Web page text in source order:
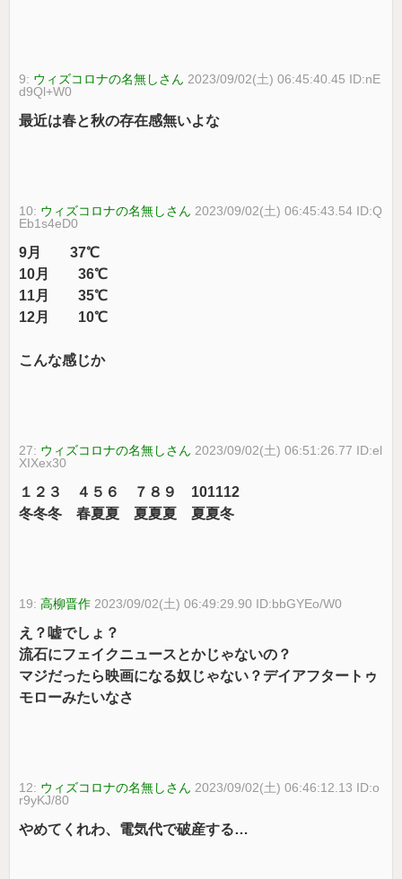
9: ウィズコロナの名無しさん 2023/09/02(土) 06:45:40.45 ID:nE
d9Ql+W0
最近は春と秋の存在感無いよな
10: ウィズコロナの名無しさん 2023/09/02(土) 06:45:43.54 ID:Q
Eb1s4eD0
9月 37℃
10月 36℃
11月 35℃
12月 10℃
こんな感じか
27: ウィズコロナの名無しさん 2023/09/02(土) 06:51:26.77 ID:el
XIXex30
１２３ ４５６ ７８９ 101112
冬冬冬 春夏夏 夏夏夏 夏夏冬
19:高柳晋作 2023/09/02(土) 06:49:29.90 ID:bbGYEo/W0
え？嘘でしょ？
流石にフェイクニュースとかじゃないの？
マジだったら映画になる奴じゃない？デイアフタートゥ
モローみたいなさ
12: ウィズコロナの名無しさん 2023/09/02(土) 06:46:12.13 ID:o
r9yKJ/80
やめてくれわ、電気代で破産する…